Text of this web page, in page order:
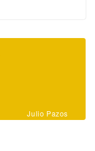
Julio Pazos